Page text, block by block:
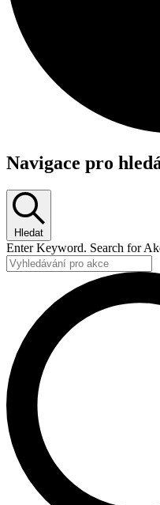
Navigace pro
Hledat
Enter Keyword. Search for